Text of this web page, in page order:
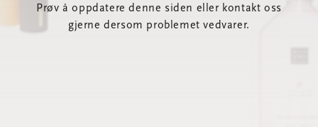
Prøv å oppdatere denne siden eller kontakt oss
gjerne dersom problemet vedvarer.